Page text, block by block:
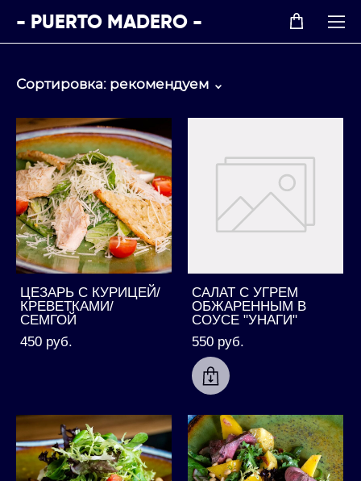
- PUERTO MADERO -
Сортировка: рекомендуем
ЦЕЗАРЬ С КУРИЦЕЙ/
КРЕВЕТКАМИ/
СЕМГОЙ
450 pуб.
САЛАТ С УГРЕМ
ОБЖАРЕННЫМ В
СОУСЕ "УНАГИ"
550 pуб.